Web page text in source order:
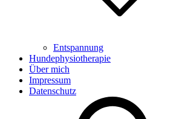
Entspannung
Hundephysiotherapie
Über mich
Impressum
Datenschutz